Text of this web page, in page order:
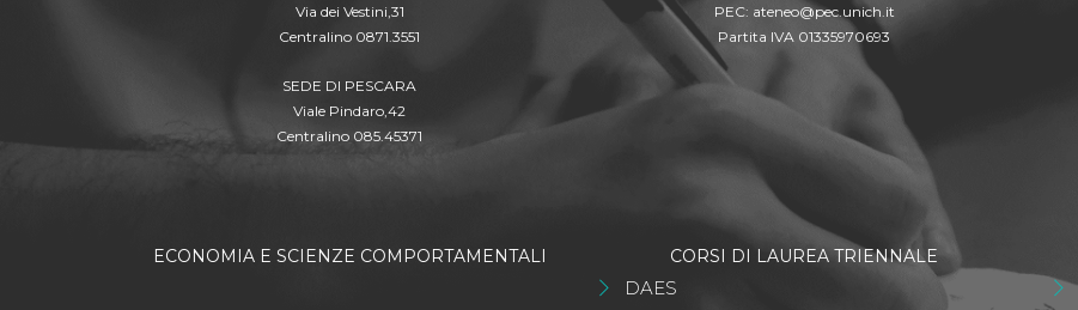
Via dei Vestini,31
Centralino 0871.3551
SEDE DI PESCARA
Viale Pindaro,42
Centralino 085.45371
PEC: ateneo@pec.unich.it
Partita IVA 01335970693
ECONOMIA E SCIENZE COMPORTAMENTALI CORSI DI LAUREA TRIENNALE
DAES